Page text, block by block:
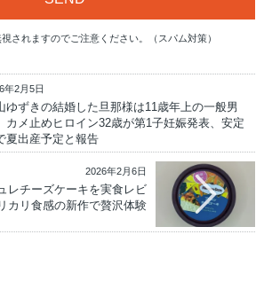
されますのでご注意ください。（スパム対策）
年2月5日
ゆずきの結婚した旦那様は11歳年上の一般男
メ止めヒロイン32歳が第1子妊娠発表、安定
夏出産予定と報告
2026年2月6日
レチーズケーキを実食レビ
カリ食感の新作で贅沢体験